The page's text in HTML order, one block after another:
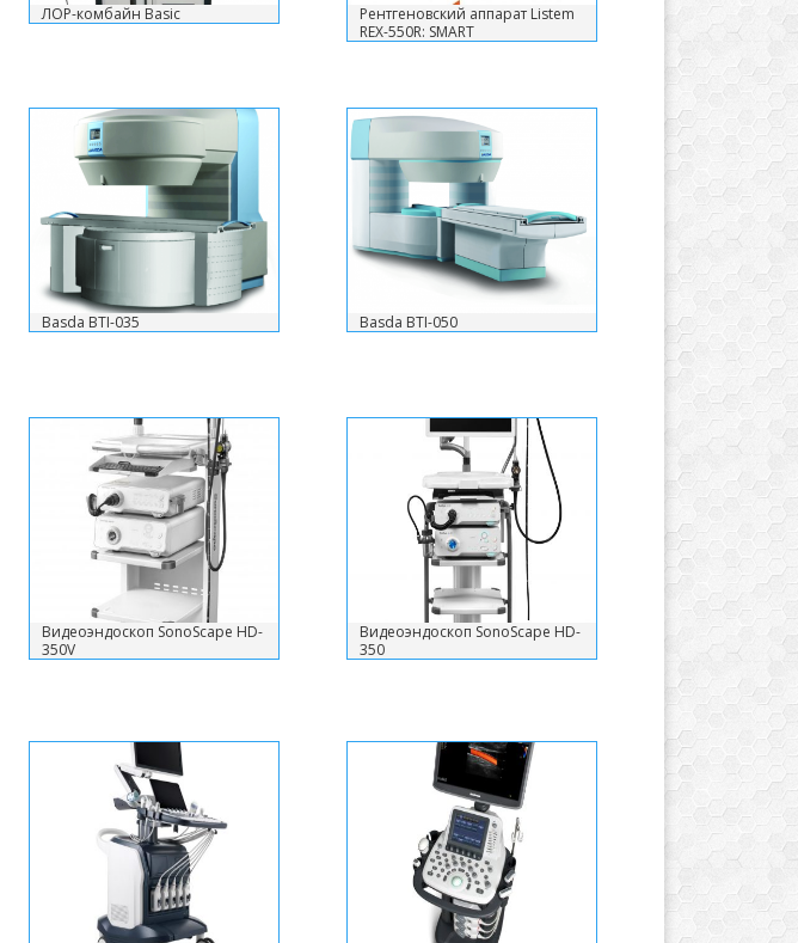
ЛОР-комбайн Basic
Рентгеновский аппарат Listem
REX-550R: SMART
Basda BTI-035 Basda BTI-050
Видеоэндоскоп SonoScape HD-
350V
Видеоэндоскоп SonoScape HD-
350